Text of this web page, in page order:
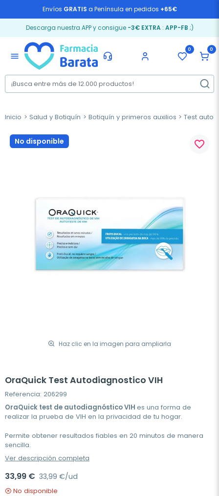
Envíos GRATIS a Península en pedidos +65€
Descarga nuestra APP y consigue -3€ EXTRA: APP-FB ;)
menu
0 0
Inicio Salud y Botiquín Botiquín y primeros auxilios Test
No disponible
Haz clic en la imagen para ampliarla
favorite_border
OraQuick Test Autodiagnostico VIH
Referencia: 206299
OraQuick test de autodiagnóstico VIH es una forma de
realizar la prueba de VIH en la privacidad de tu hogar.
Permite obtener resultados fiables en 20 minutos de manera
sencilla.
Ver descripción completa
33,99 € 33,99 €/ud
No disponible